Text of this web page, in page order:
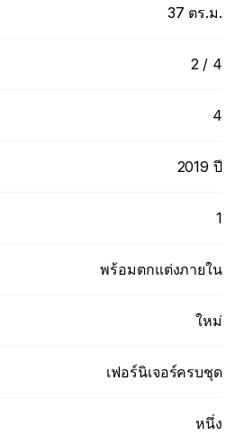
37 ตร.ม.
2 / 4
4
2019 ปี
1
พร้อมตกแต่งภายใน
ใหม่
เฟอร์นิเจอร์ครบชุด
หนึ่ง